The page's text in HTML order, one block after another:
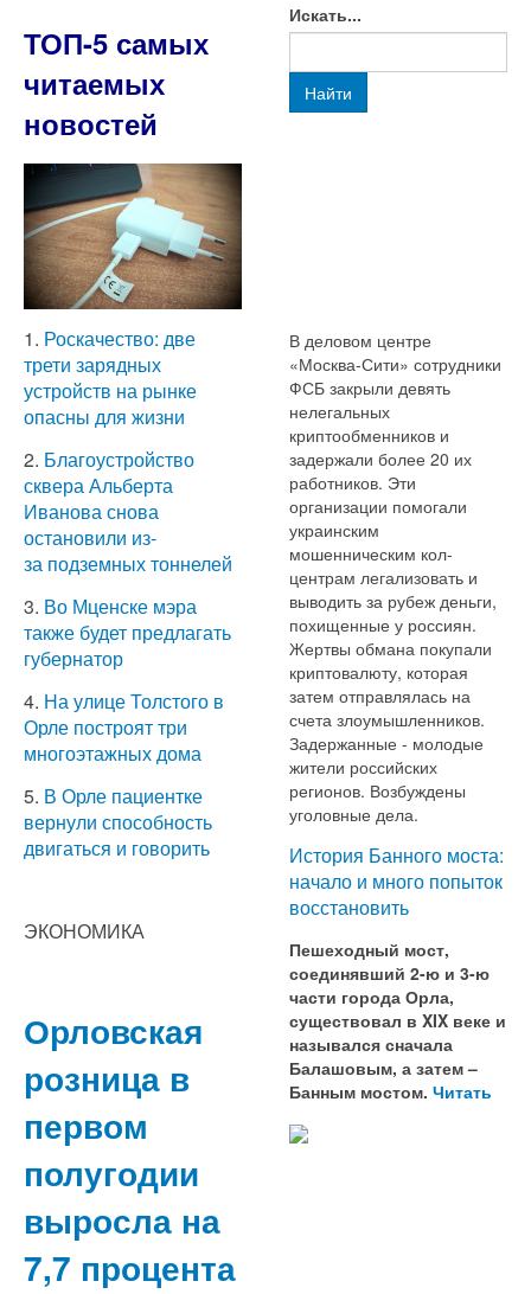
ТОП-5 самых
читаемых
новостей
1. Роскачество: две
трети зарядных
устройств на рынке
опасны для жизни
2. Благоустройство
сквера Альберта
Иванова снова
остановили из-
за подземных тоннелей
3. Во Мценске мэра
также будет предлагать
губернатор
4. На улице Толстого в
Орле построят три
многоэтажных дома
5. В Орле пациентке
вернули способность
двигаться и говорить
ЭКОНОМИКА
Орловская
розница в
первом
полугодии
выросла на
7,7 процента
Искать...
Найти
В деловом центре
«Москва-Сити» сотрудники
ФСБ закрыли девять
нелегальных
криптообменников и
задержали более 20 их
работников. Эти
организации помогали
украинским
мошенническим кол-
центрам легализовать и
выводить за рубеж деньги,
похищенные у россиян.
Жертвы обмана покупали
криптовалюту, которая
затем отправлялась на
счета злоумышленников.
Задержанные - молодые
жители российских
регионов. Возбуждены
уголовные дела.
История Банного моста:
начало и много попыток
восстановить
Пешеходный мост,
соединявший 2-ю и 3-ю
части города Орла,
существовал в XIX веке и
назывался сначала
Балашовым, а затем –
Банным мостом. Читать